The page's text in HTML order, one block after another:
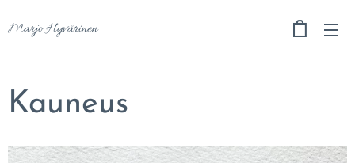
Marjo Hyvärinen
Kauneus